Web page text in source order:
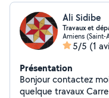
Ali Sidibe
Travaux et
Amiens (Saint-
5/5 (1
Présentation
Bonjour contactez
quelque travaux